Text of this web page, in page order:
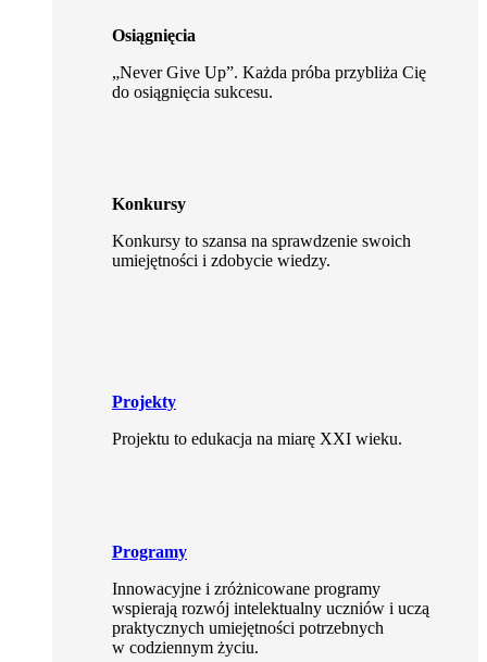
Osiągnięcia
„Never Give Up”. Każda próba przybliża Cię
do osiągnięcia sukcesu.
Konkursy
Konkursy to szansa na sprawdzenie swoich
umiejętności i zdobycie wiedzy.
Projekty
Projektu to edukacja na miarę XXI wieku.
Programy
Innowacyjne i zróżnicowane programy
wspierają rozwój intelektualny uczniów i uczą
praktycznych umiejętności potrzebnych
w codziennym życiu.